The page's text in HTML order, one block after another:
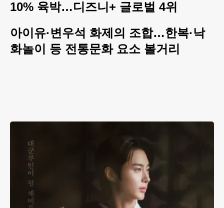
10% 육박…디즈니+ 글로벌 4위
아이유·변우석 화제의 조합…한복·낙
화놀이 등 전통문화 요소 볼거리